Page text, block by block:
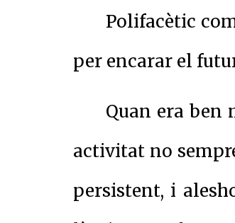
Polifacètic
per encarar el
Quan era ben
activitat no
persistent, i